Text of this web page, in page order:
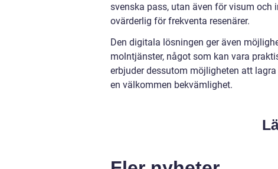
svenska pass, utan även för visum
ovärderlig för frekventa resenärer.
Den digitala lösningen ger även
molntjänster, något som kan vara
erbjuder dessutom möjligheten att
en välkommen bekvämlighet.